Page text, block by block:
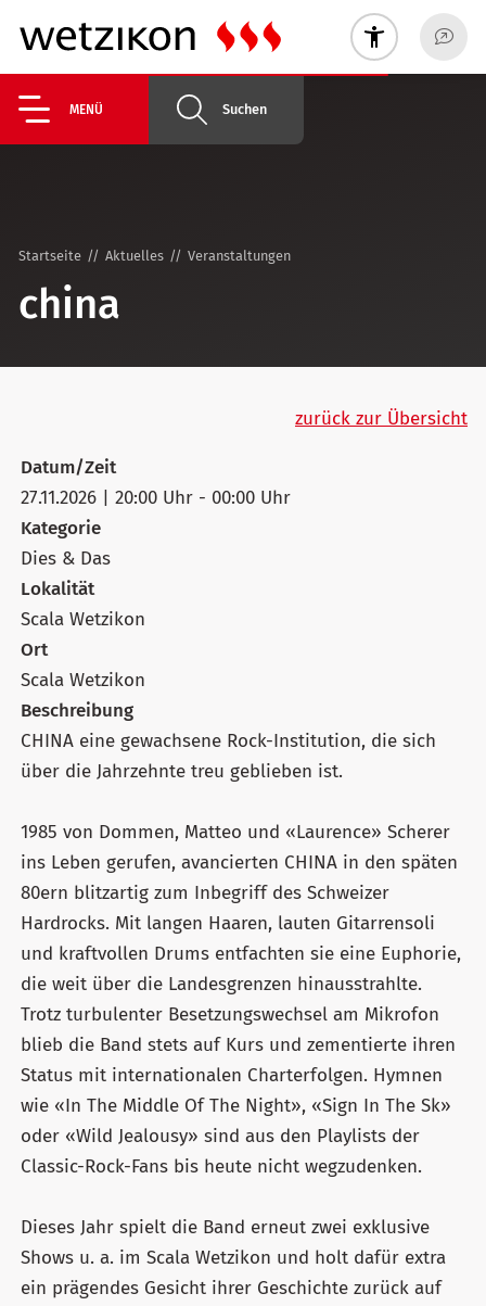
MENÜ Suchen
Startseite Aktuelles Veranstaltungen
china
zurück zur Übersicht
Datum/Zeit
27.11.2026 | 20:00 Uhr - 00:00 Uhr
Kategorie
Dies & Das
Lokalität
Scala Wetzikon
Ort
Scala Wetzikon
Beschreibung
CHINA eine gewachsene Rock-Institution, die sich
über die Jahrzehnte treu geblieben ist.
1985 von Dommen, Matteo und «Laurence» Scherer
ins Leben gerufen, avancierten CHINA in den späten
80ern blitzartig zum Inbegriff des Schweizer
Hardrocks. Mit langen Haaren, lauten Gitarrensoli
und kraftvollen Drums entfachten sie eine Euphorie,
die weit über die Landesgrenzen hinausstrahlte.
Trotz turbulenter Besetzungswechsel am Mikrofon
blieb die Band stets auf Kurs und zementierte ihren
Status mit internationalen Charterfolgen. Hymnen
wie «In The Middle Of The Night», «Sign In The Sk»
oder «Wild Jealousy» sind aus den Playlists der
Classic-Rock-Fans bis heute nicht wegzudenken.
Dieses Jahr spielt die Band erneut zwei exklusive
Shows u. a. im Scala Wetzikon und holt dafür extra
ein prägendes Gesicht ihrer Geschichte zurück auf